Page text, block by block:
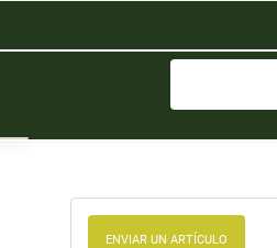
ENVIAR UN ARTÍCULO